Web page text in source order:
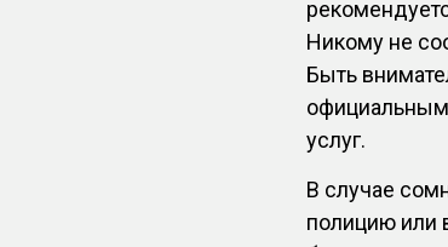
Никому не
Быть
услуг.
В случае
полицию или